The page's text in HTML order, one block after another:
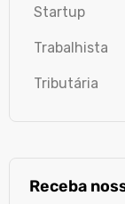
Startup
Trabalhista
Tributária
Receba